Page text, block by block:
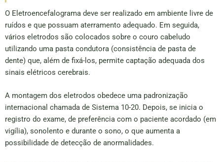
O Eletroencefalograma deve ser realizado em ambiente livre de
ruídos e que possuam aterramento adequado. Em seguida,
vários eletrodos são colocados sobre o couro cabeludo
utilizando uma pasta condutora (consistência de pasta de
dente) que, além de fixá-los, permite captação adequada dos
sinais elétricos cerebrais.
A montagem dos eletrodos obedece uma padronização
internacional chamada de Sistema 10-20. Depois, se inicia o
registro do exame, de preferência com o paciente acordado (em
vigília), sonolento e durante o sono, o que aumenta a
possibilidade de detecção de anormalidades.